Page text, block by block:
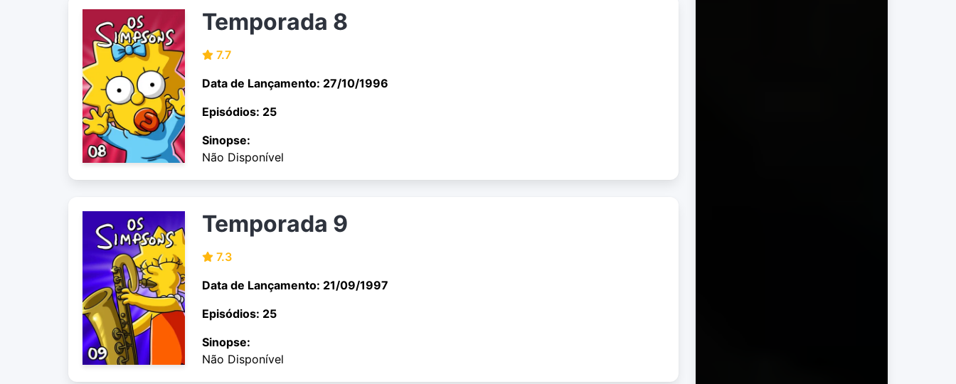
Temporada 8
7.7
Data de Lançamento: 27/10/1996
Episódios: 25
Sinopse:
Não Disponível
Temporada 9
7.3
Data de Lançamento: 21/09/1997
Episódios: 25
Sinopse:
Não Disponível